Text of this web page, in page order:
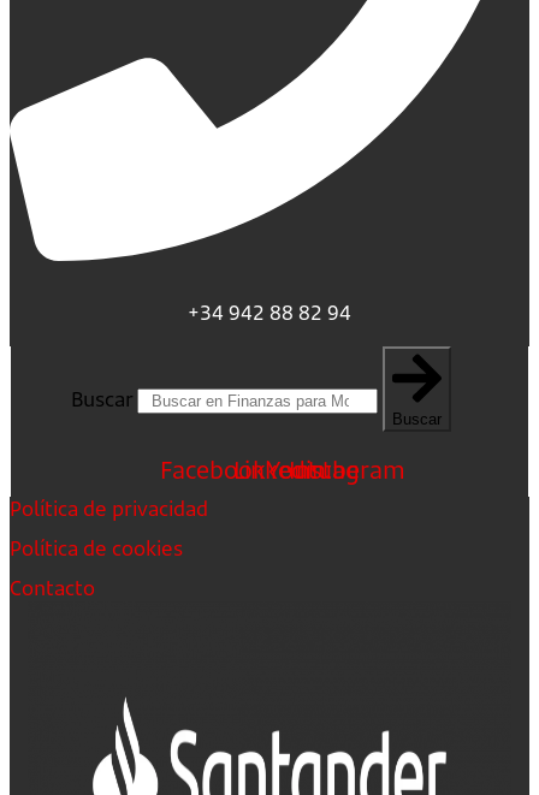
+34 942 88 82 94
Buscar
Buscar
FacebookLinkedin
Youtube
Instagram
Política de privacidad
Política de cookies
Contacto